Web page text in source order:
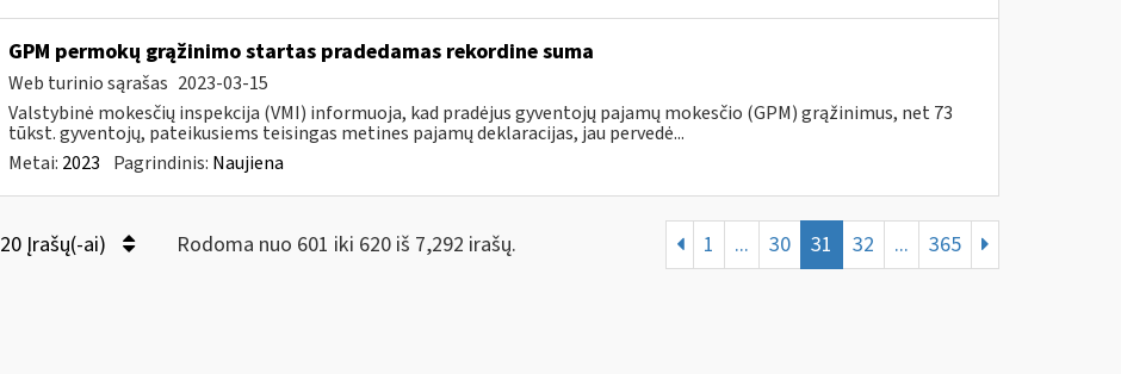
GPM permokų grąžinimo startas pradedamas rekordine suma
Web turinio sąrašas 2023-03-15
Valstybinė mokesčių inspekcija (VMI) informuoja, kad pradėjus gyventojų pajamų mokesčio (GPM) grąžinimus, net 73
tūkst. gyventojų, pateikusiems teisingas metines pajamų deklaracijas, jau pervedė...
Metai: 2023 Pagrindinis: Naujiena
20 Įrašų(-ai) Rodoma nuo 601 iki 620 iš 7,292 irašų. 1 ... 30 31 32 ... 365